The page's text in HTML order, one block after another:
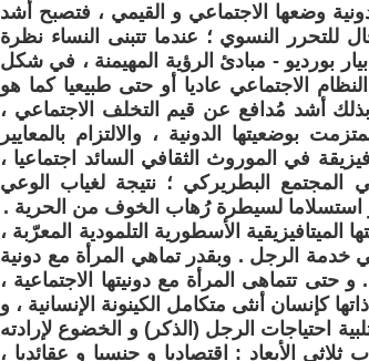
وضعها الاجتماعي و القيمي ، فتصبح أشد
للتحرر النسوي ؛ عندما تتبنى النساء نظرة
بورديو - مبادئ الرؤية المهيمنة ، في شكل
الاجتماعي عاديا أو حتى طبيعيا كما هو
143) . فتكون المرأة بذلك أشد مُدافع عن قيم التخلف الاجتماعي ،
بوضعيتها الدونية ، والالتزام بالمعايير
في الموروث الثقافي السائد اجتماعيا ،
المجتمع البطريركي ؛ نتيجة لغياب الوعي
استسلاما لسيطرة رُهاب الخوف من الحرية .
الأسطورية التلمودية المعرّبة ،
خدمة الرجل . وبقدر تماهي المرأة مع دونية
تتماهى المرأة مع دونيتها الاجتماعية ،
كإنسان أنثى متكامل الكينونة الإنسانية ، و
احتياجات الرجل (الذكر) و الخضوع لإرادته
الأبعاد : اقتصاديا و جنسيا و عقائديا ،